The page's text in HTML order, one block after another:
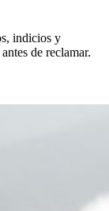
indicios y
de reclamar.